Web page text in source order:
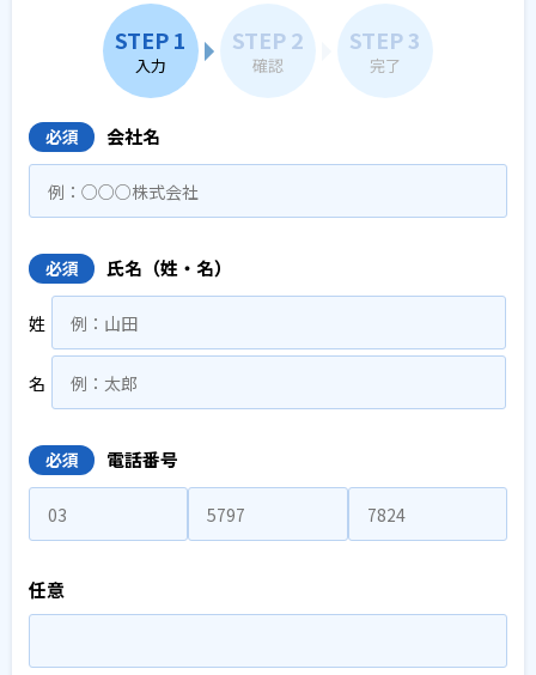
STEP 1
入力
STEP 2
確認
STEP 3
完了
必須 会社名
必須 氏名（姓・名）
姓
名
必須 電話番号
任意